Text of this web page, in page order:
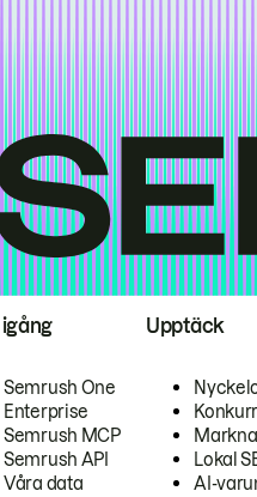
igång
Semrush One
Enterprise
Semrush MCP
Semrush API
Våra data
Upptäck
Lokal
AI-